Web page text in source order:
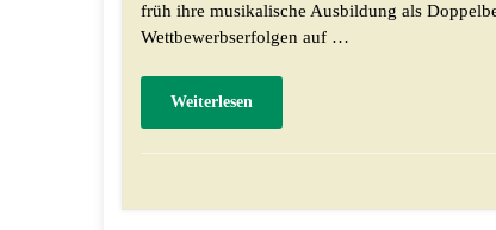
früh ihre musikalische Ausbildung als
Wettbewerbserfolgen auf …
Weiterlesen